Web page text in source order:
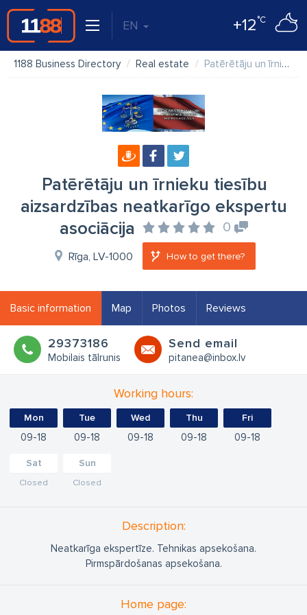
EN +12°C
1188 Business Directory Real estate Patērētāju un īrnieku tiesību aizsardzības neatkarīgo ekspertu asociācija
Patērētāju un īrnieku tiesību
aizsardzības neatkarīgo ekspertu
asociācija
0
Rīga, LV-1000 How to get there?
Basic information Map Photos Reviews
29373186
Mobilais tālrunis
Send email
pitanea@inbox.lv
Working hours:
Mon
09 18
Tue
09 18
Wed
09 18
Thu
09 18
Fri
09 18
Sat
Closed
Sun
Closed
Description:
Neatkarīga ekspertīze. Tehnikas apsekošana.
Pirmspārdošanas apsekošana.
Home page: